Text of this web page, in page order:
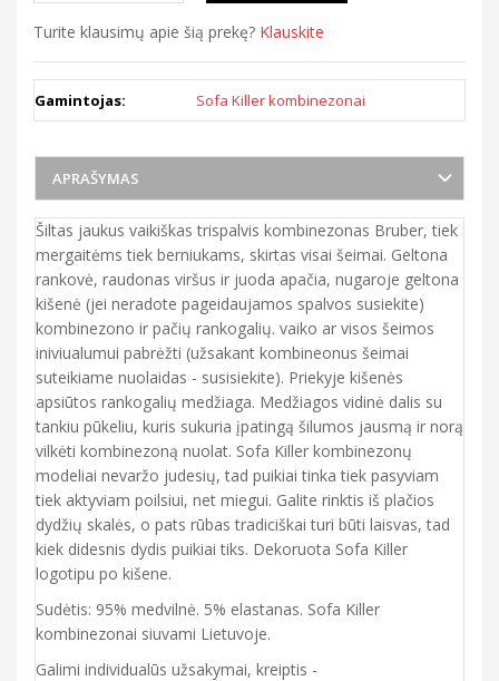
Turite klausimų apie šią prekę? Klauskite
Gamintojas: Sofa Killer kombinezonai
APRAŠYMAS
Šiltas jaukus vaikiškas trispalvis kombinezonas Bruber, tiek
mergaitėms tiek berniukams, skirtas visai šeimai. Geltona
rankovė, raudonas viršus ir juoda apačia, nugaroje geltona
kišenė (jei neradote pageidaujamos spalvos susiekite)
kombinezono ir pačių rankogalių. vaiko ar visos šeimos
iniviualumui pabrėžti (užsakant kombineonus šeimai
suteikiame nuolaidas - susisiekite). Priekyje kišenės
apsiūtos rankogalių medžiaga. Medžiagos vidinė dalis su
tankiu pūkeliu, kuris sukuria įpatingą šilumos jausmą ir norą
vilkėti kombinezoną nuolat. Sofa Killer kombinezonų
modeliai nevaržo judesių, tad puikiai tinka tiek pasyviam
tiek aktyviam poilsiui, net miegui. Galite rinktis iš plačios
dydžių skalės, o pats rūbas tradiciškai turi būti laisvas, tad
kiek didesnis dydis puikiai tiks. Dekoruota Sofa Killer
logotipu po kišene.
Sudėtis: 95% medvilnė. 5% elastanas. Sofa Killer
kombinezonai siuvami Lietuvoje.
Galimi individualūs užsakymai, kreiptis -